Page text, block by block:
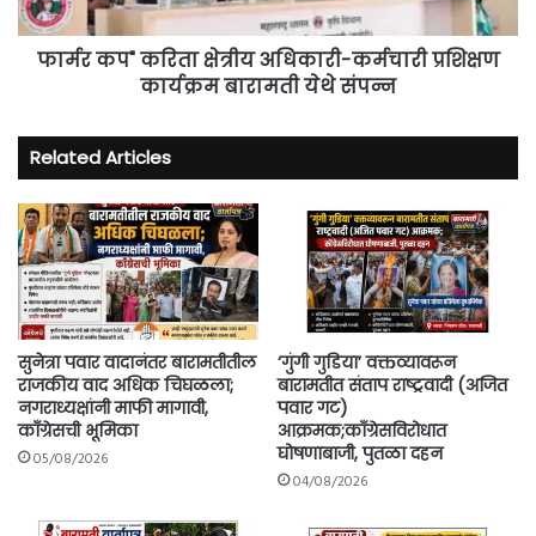
कार्यक्रम
बारामती
फार्मर कप" करिता क्षेत्रीय अधिकारी-कर्मचारी प्रशिक्षण
कार्यक्रम बारामती येथे संपन्न
Related Articles
सुनेत्रा पवार वादानंतर बारामतीतील
राजकीय वाद अधिक चिघळला;
नगराध्यक्षांनी माफी मागावी,
काँग्रेसची भूमिका
05/08/2026
‘गुंगी गुडिया’ वक्तव्यावरून
बारामतीत संताप राष्ट्रवादी (अजित
पवार गट)
आक्रमक;काँग्रेसविरोधात
घोषणाबाजी, पुतळा दहन
04/08/2026